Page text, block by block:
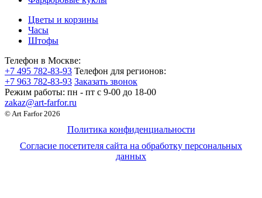
Цветы и корзины
Часы
Штофы
Телефон в Москве:
+7 495 782-83-93 Телефон для регионов:
+7 963 782-83-93 Заказать звонок
Режим работы: пн - пт c 9-00 до 18-00
zakaz@art-farfor.ru
© Art Farfor 2026
Политика конфиденциальности
Согласие посетителя сайта на обработку персональных
данных